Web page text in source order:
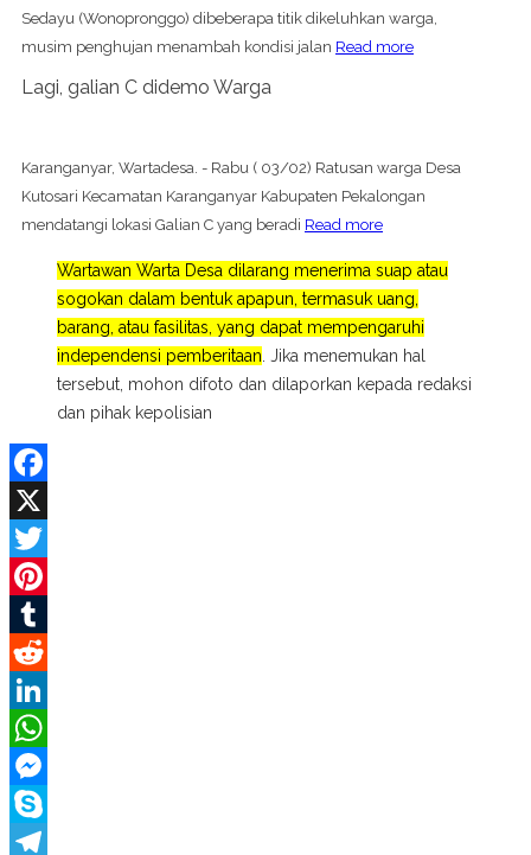
Sedayu (Wonopronggo) dibeberapa titik dikeluhkan warga,
musim penghujan menambah kondisi jalan Read more
Lagi, galian C didemo Warga
Karanganyar, Wartadesa. - Rabu ( 03/02) Ratusan warga Desa
Kutosari Kecamatan Karanganyar Kabupaten Pekalongan
mendatangi lokasi Galian C yang beradi Read more
Wartawan Warta Desa dilarang menerima suap atau
sogokan dalam bentuk apapun, termasuk uang,
barang, atau fasilitas, yang dapat mempengaruhi
independensi pemberitaan . Jika menemukan hal
tersebut, mohon difoto dan dilaporkan kepada redaksi
dan pihak kepolisian
Facebook
X
Twitter
Pinterest
Tumblr
Reddit
LinkedIn
WhatsApp
Messenger
Skype